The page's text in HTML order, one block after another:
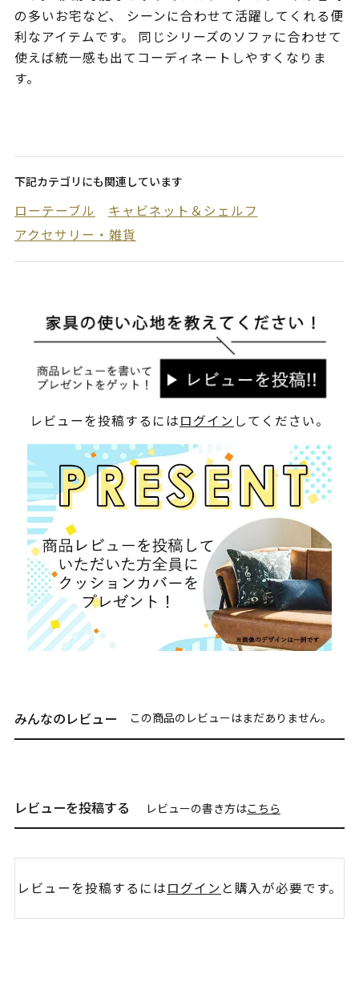
の多いお宅など、 シーンに合わせて活躍してくれる便
利なアイテムです。 同じシリーズのソファに合わせて
使えば統一感も出てコーディネートしやすくなりま
す。
下記カテゴリにも関連しています
ローテーブル
キャビネット＆シェルフ
アクセサリー・雑貨
レビューを投稿するにはログイン してください。
みんなのレビュー この商品のレビューはまだありません。
レビューを投稿する レビューの書き方はこちら
レビューを投稿するにはログイン と購入が必要です。